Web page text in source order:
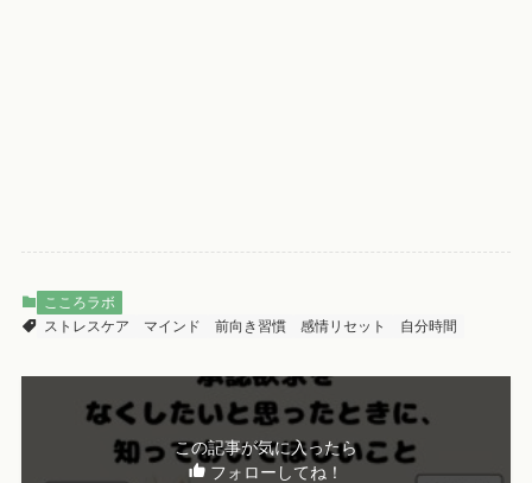
こころラボ
ストレスケア
マインド 前向き習慣 感情リセット 自分時間
この記事が気に入ったら
フォローしてね！